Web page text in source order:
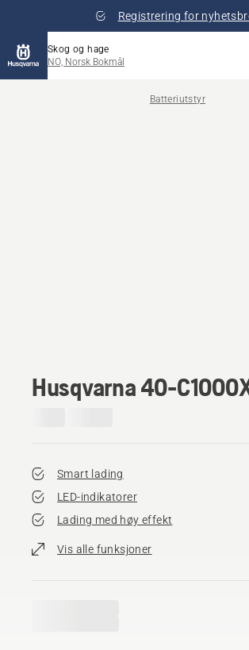
Registrering for
Skog og hage
NO, Norsk Bokmål
Batteriutstyr
Husqvarna 40-
Smart lading
LED-indikatorer
Lading med høy effekt
Vis alle funksjoner